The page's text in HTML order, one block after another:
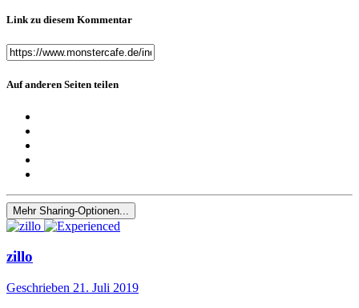
Link zu diesem Kommentar
Auf anderen Seiten teilen
Mehr Sharing-Optionen...
zillo
Geschrieben 21. Juli 2019